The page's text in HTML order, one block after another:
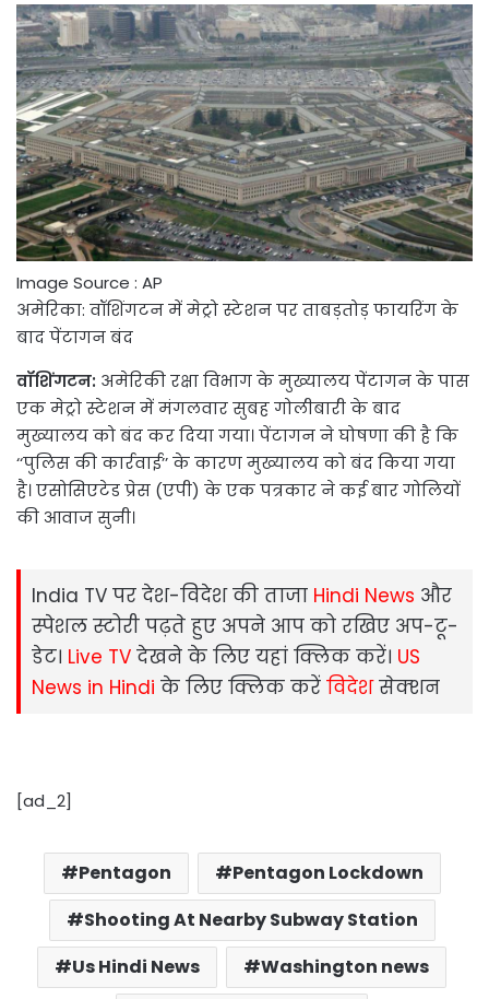
Image Source : AP
अमेरिका: वॉशिंगटन में मेट्रो स्टेशन पर ताबड़तोड़ फायरिंग के
बाद पेंटागन बंद
वॉशिंगटन: अमेरिकी रक्षा विभाग के मुख्यालय पेंटागन के पास
एक मेट्रो स्टेशन में मंगलवार सुबह गोलीबारी के बाद
मुख्यालय को बंद कर दिया गया। पेंटागन ने घोषणा की है कि
‘‘पुलिस की कार्रवाई’’ के कारण मुख्यालय को बंद किया गया
है। एसोसिएटेड प्रेस (एपी) के एक पत्रकार ने कई बार गोलियों
की आवाज सुनी।
India TV पर देश-विदेश की ताजा Hindi News और
स्‍पेशल स्‍टोरी पढ़ते हुए अपने आप को रखिए अप-टू-
डेट। Live TV देखने के लिए यहां क्लिक करें। US
News in Hindi के लिए क्लिक करें विदेशसेक्‍शन
[ad_2]
Pentagon
Pentagon Lockdown
Shooting At Nearby Subway Station
Us Hindi News
Washington news